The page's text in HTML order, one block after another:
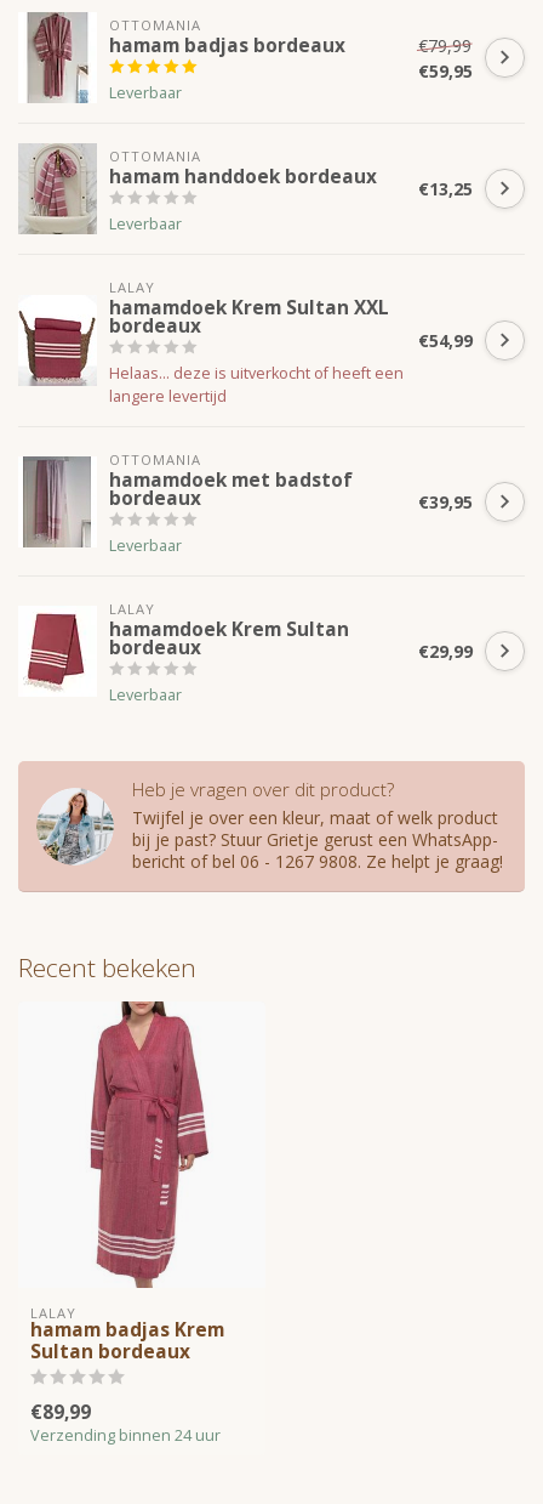
OTTOMANIA
hamam badjas bordeaux
Leverbaar
€79,99
€59,95
OTTOMANIA
hamam handdoek bordeaux
Leverbaar
€13,25
LALAY
hamamdoek Krem Sultan XXL
bordeaux
Helaas... deze is uitverkocht of heeft een
langere levertijd
€54,99
OTTOMANIA
hamamdoek met badstof
bordeaux
Leverbaar
€39,95
LALAY
hamamdoek Krem Sultan
bordeaux
Leverbaar
€29,99
Heb je vragen over dit product?
Twijfel je over een kleur, maat of welk product
bij je past? Stuur Grietje gerust een WhatsApp-
bericht of bel 06 - 1267 9808. Ze helpt je graag!
Recent bekeken
LALAY
hamam badjas Krem
Sultan bordeaux
€89,99
Verzending binnen 24 uur